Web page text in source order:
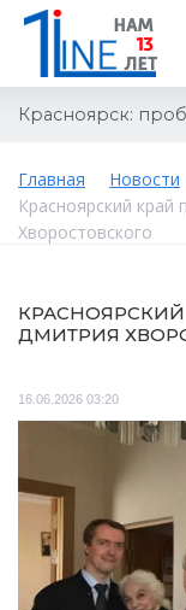
Красноярск:
Главная Новости
Красноярский
Хворостовского
ДМИТРИЯ
16.06.2026 03:20